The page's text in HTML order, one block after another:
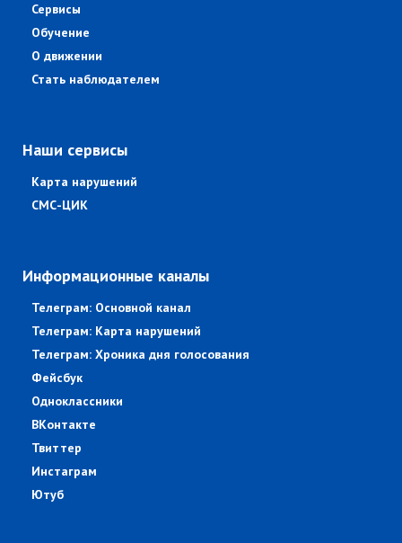
Сервисы
Обучение
О движении
Стать наблюдателем
Наши сервисы
Карта нарушений
СМС-ЦИК
Информационные каналы
Телеграм: Основной канал
Телеграм: Карта нарушений
Телеграм: Хроника дня голосования
Фейсбук
Одноклассники
ВКонтакте
Твиттер
Инстаграм
Ютуб